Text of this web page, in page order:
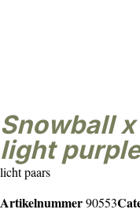
snowball x 4 spray 66 cm
light purple
licht paars
Artikelnummer90553